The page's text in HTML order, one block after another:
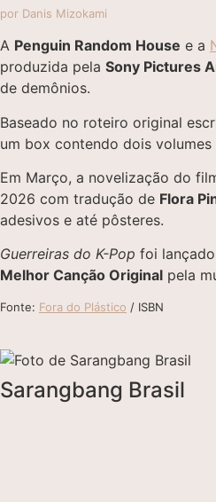
por Danis Mizokami
A Penguin Random House e a
produzida pela Sony Pictures
de demônios.
Baseado no roteiro original
um box contendo dois
Em Março, a novelização do
2026 com tradução de Flora
adesivos e até pôsteres.
Guerreiras do K-Pop foi
Melhor Canção Original pela
Fonte: Fora do Plástico / ISBN
Sarangbang Brasil